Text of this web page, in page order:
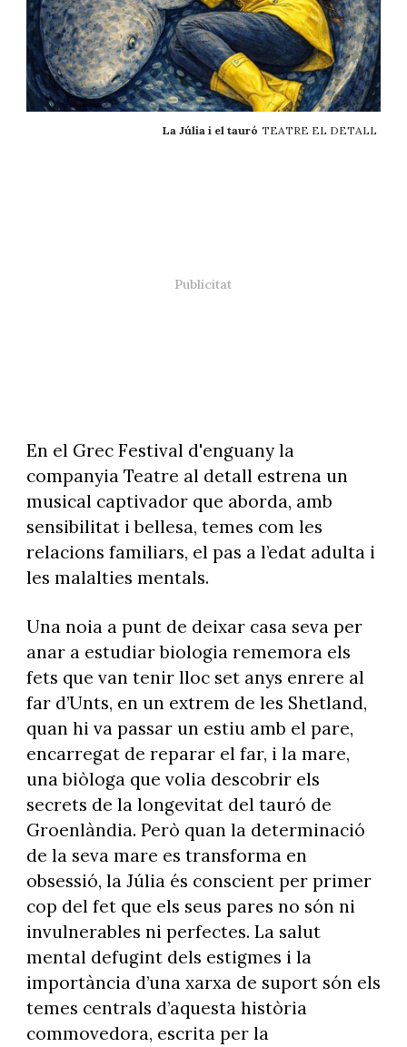
La Júlia i el tauró TEATRE EL DETALL
En el Grec Festival d'enguany la
companyia Teatre al detall estrena un
musical captivador que aborda, amb
sensibilitat i bellesa, temes com les
relacions familiars, el pas a l’edat adulta i
les malalties mentals.
Una noia a punt de deixar casa seva per
anar a estudiar biologia rememora els
fets que van tenir lloc set anys enrere al
far d’Unts, en un extrem de les Shetland,
quan hi va passar un estiu amb el pare,
encarregat de reparar el far, i la mare,
una biòloga que volia descobrir els
secrets de la longevitat del tauró de
Groenlàndia. Però quan la determinació
de la seva mare es transforma en
obsessió, la Júlia és conscient per primer
cop del fet que els seus pares no són ni
invulnerables ni perfectes. La salut
mental defugint dels estigmes i la
importància d’una xarxa de suport són els
temes centrals d’aquesta història
commovedora, escrita per la